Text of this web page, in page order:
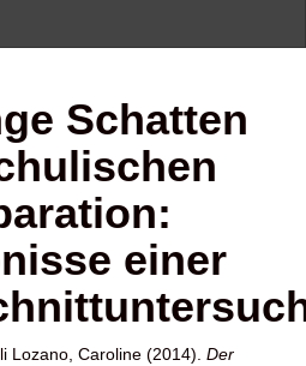
Schatten
einer
Lozano, Caroline (2014). Der